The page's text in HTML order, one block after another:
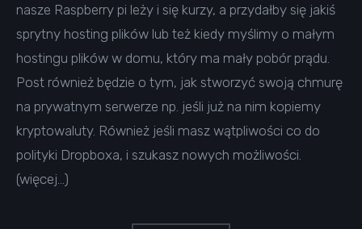
nasze Raspberry pi leży i się kurzy, a przydałby się jakiś
sprytny hosting plików lub też kiedy myślimy o małym
hostingu plików w domu, który ma mały pobór prądu.
Post również będzie o tym, jak stworzyć swoją chmurę
na prywatnym serwerze np. jeśli już na nim kopiemy
kryptowaluty. Również jeśli masz wątpliwości co do
polityki Dropboxa, i szukasz nowych możliwości.
(więcej…)